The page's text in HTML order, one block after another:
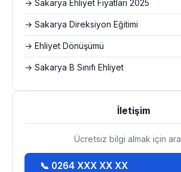
→ Sakarya Ehliyet Fiyatları 2025
→ Sakarya Direksiyon Eğitimi
→ Ehliyet Dönüşümü
→ Sakarya B Sınıfı Ehliyet
İletişim
Ücretsiz bilgi almak için
📞 0264 XXX XX XX